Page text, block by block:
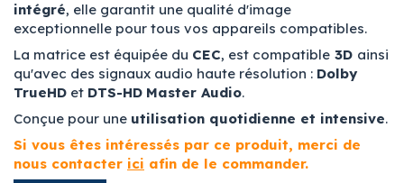
intégré, elle garantit une qualité d'image
exceptionnelle pour tous vos appareils compatibles.
La matrice est équipée du CEC, est compatible 3D ainsi
qu'avec des signaux audio haute résolution : Dolby
TrueHD et DTS-HD Master Audio.
Conçue pour une utilisation quotidienne et intensive.
Si vous êtes intéressés par ce produit, merci de
nous contacter ici afin de le commander.